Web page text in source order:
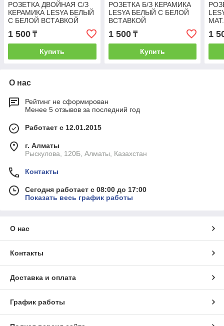
РОЗЕТКА ДВОЙНАЯ С/З
КЕРАМИКА LESYA БЕЛЫЙ
С БЕЛОЙ ВСТАВКОЙ
1 500 ₸
Купить
РОЗЕТКА Б/З КЕРАМИКА
LESYA БЕЛЫЙ С БЕЛОЙ
ВСТАВКОЙ
1 500₸
Купить
1
О нас
Рейтинг не сформирован
Менее 5 отзывов за последний год
Работает с 12.01.2015
г. Алматы
Рыскулова, 120Б, Алматы, Казахстан
Контакты
Сегодня работает с 08:00 до 17:00
Показать весь график работы
О нас
Контакты
Доставка и оплата
График работы